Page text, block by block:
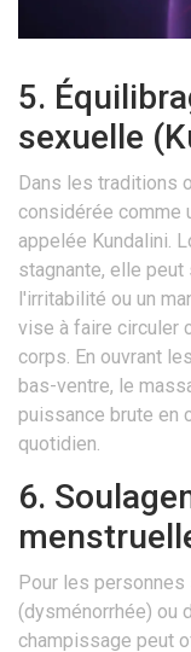
5.
sexuelle
Dans les traditions
considérée comme
appelée Kundalini.
stagnante, elle
l'irritabilité ou un
vise à faire circuler
corps. En ouvrant
bas-ventre, le
puissance brute en
quotidien.
6.
Pour les
(dysménorrhée) ou
champissage peut